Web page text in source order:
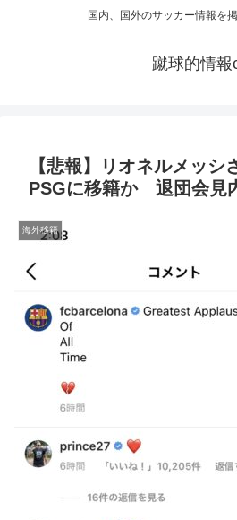
国内、国外のサッカー情報を
蹴球的情報
【悲報】リオネルメッシ
PSGに移籍か 退団会見
海外移籍